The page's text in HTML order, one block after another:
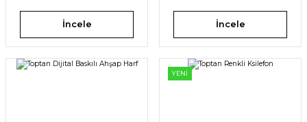
İncele İncele
YENİ